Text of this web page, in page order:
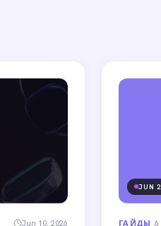
Jun 10, 2026
JUN
ГАЙДЫ ·6